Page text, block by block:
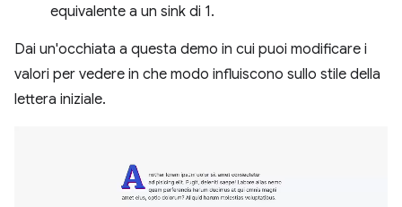
equivalente a un sink di 1.
Dai un'occhiata a questa demo in cui puoi modificare i
valori per vedere in che modo influiscono sullo stile della
lettera iniziale.